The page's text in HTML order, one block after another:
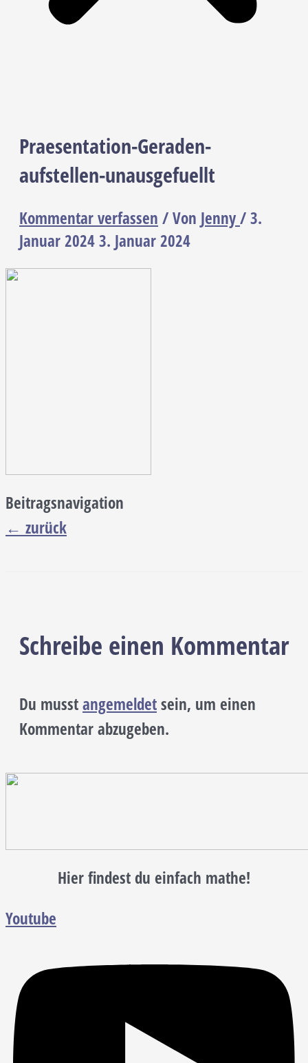
Praesentation-Geraden-
aufstellen-unausgefuellt
Kommentar verfassen / Von Jenny/3.
Januar 20243. Januar 2024
Beitragsnavigation
← zurück
Schreibe einen Kommentar
Du musstangemeldetsein, um einen
Kommentar abzugeben.
Hier findest du einfach mathe!
Youtube